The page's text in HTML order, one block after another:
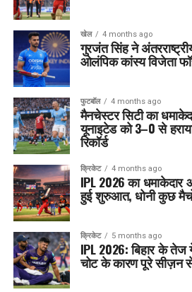
खेल 4 months ago
गुरजंत सिंह ने
ओलंपिक कांस्य विजेता
फुटबॉल 4 months ago
मैनचेस्टर सिटी का
यूनाइटेड को 3–0 से
रिकॉर्ड
क्रिकेट 4 months ago
IPL 2026 का धमाकेदार
हुई शुरुआत, धोनी कुछ
क्रिकेट 5 months ago
IPL 2026: बिहार के तेज
चोट के कारण पूरे सीज़न